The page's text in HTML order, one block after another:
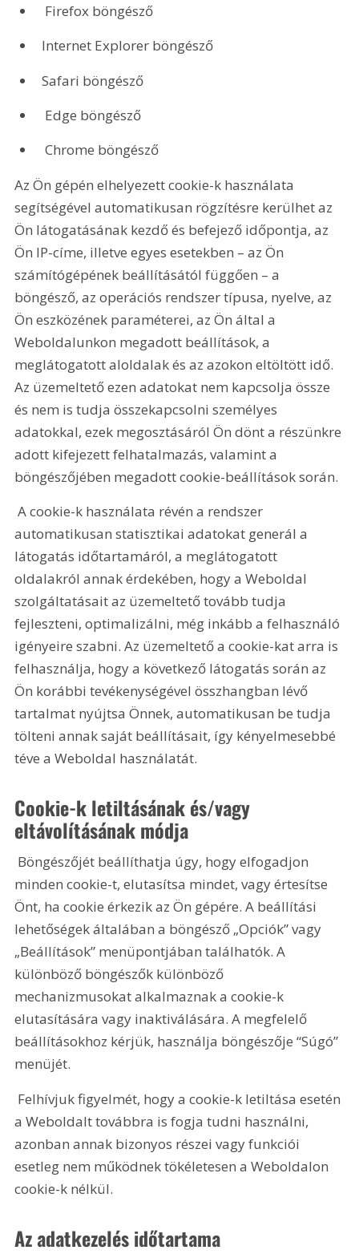
Firefox böngésző
Internet Explorer böngésző
Safari böngésző
Edge böngésző
Chrome böngésző
Az Ön gépén elhelyezett cookie-k használata
segítségével automatikusan rögzítésre kerülhet az
Ön látogatásának kezdő és befejező időpontja, az
Ön IP-címe, illetve egyes esetekben – az Ön
számítógépének beállításától függően – a
böngésző, az operációs rendszer típusa, nyelve, az
Ön eszközének paraméterei, az Ön által a
Weboldalunkon megadott beállítások, a
meglátogatott aloldalak és az azokon eltöltött idő.
Az üzemeltető ezen adatokat nem kapcsolja össze
és nem is tudja összekapcsolni személyes
adatokkal, ezek megosztásáról Ön dönt a részünkre
adott kifejezett felhatalmazás, valamint a
böngészőjében megadott cookie-beállítások során.
A cookie-k használata révén a rendszer
automatikusan statisztikai adatokat generál a
látogatás időtartamáról, a meglátogatott
oldalakról annak érdekében, hogy a Weboldal
szolgáltatásait az üzemeltető tovább tudja
fejleszteni, optimalizálni, még inkább a felhasználó
igényeire szabni. Az üzemeltető a cookie-kat arra is
felhasználja, hogy a következő látogatás során az
Ön korábbi tevékenységével összhangban lévő
tartalmat nyújtsa Önnek, automatikusan be tudja
tölteni annak saját beállításait, így kényelmesebbé
téve a Weboldal használatát.
Cookie-k letiltásának és/vagy
eltávolításának módja
Böngészőjét beállíthatja úgy, hogy elfogadjon
minden cookie-t, elutasítsa mindet, vagy értesítse
Önt, ha cookie érkezik az Ön gépére. A beállítási
lehetőségek általában a böngésző „Opciók” vagy
„Beállítások” menüpontjában találhatók. A
különböző böngészők különböző
mechanizmusokat alkalmaznak a cookie-k
elutasítására vagy inaktiválására. A megfelelő
beállításokhoz kérjük, használja böngészője “Súgó”
menüjét.
Felhívjuk figyelmét, hogy a cookie-k letiltása esetén
a Weboldalt továbbra is fogja tudni használni,
azonban annak bizonyos részei vagy funkciói
esetleg nem működnek tökéletesen a Weboldalon
cookie-k nélkül.
Az adatkezelés időtartama